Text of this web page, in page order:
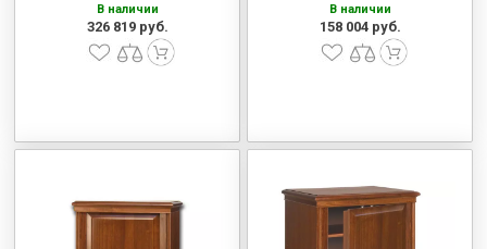
В наличии
326 819 руб.
В наличии
158 004 руб.